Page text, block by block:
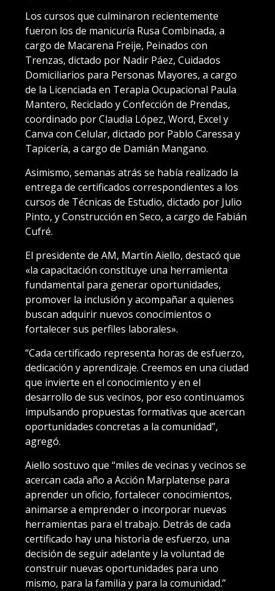
Los cursos que culminaron recientemente
fueron los de manicuría Rusa Combinada, a
cargo de Macarena Freije, Peinados con
Trenzas, dictado por Nadir Páez, Cuidados
Domiciliarios para Personas Mayores, a cargo
de la Licenciada en Terapia Ocupacional Paula
Mantero, Reciclado y Confección de Prendas,
coordinado por Claudia López, Word, Excel y
Canva con Celular, dictado por Pablo Caressa y
Tapicería, a cargo de Damián Mangano.
Asimismo, semanas atrás se había realizado la
entrega de certificados correspondientes a los
cursos de Técnicas de Estudio, dictado por Julio
Pinto, y Construcción en Seco, a cargo de Fabián
Cufré.
El presidente de AM, Martín Aiello, destacó que
«la capacitación constituye una herramienta
fundamental para generar oportunidades,
promover la inclusión y acompañar a quienes
buscan adquirir nuevos conocimientos o
fortalecer sus perfiles laborales».
“Cada certificado representa horas de esfuerzo,
dedicación y aprendizaje. Creemos en una ciudad
que invierte en el conocimiento y en el
desarrollo de sus vecinos, por eso continuamos
impulsando propuestas formativas que acercan
oportunidades concretas a la comunidad”,
agregó.
Aiello sostuvo que “miles de vecinas y vecinos se
acercan cada año a Acción Marplatense para
aprender un oficio, fortalecer conocimientos,
animarse a emprender o incorporar nuevas
herramientas para el trabajo. Detrás de cada
certificado hay una historia de esfuerzo, una
decisión de seguir adelante y la voluntad de
construir nuevas oportunidades para uno
mismo, para la familia y para la comunidad.”